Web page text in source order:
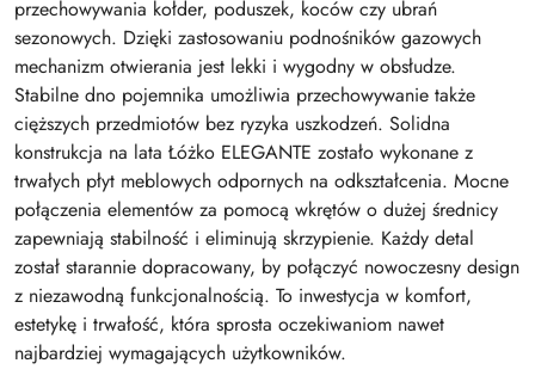
przechowywania kołder, poduszek, koców czy ubrań
sezonowych. Dzięki zastosowaniu podnośników gazowych
mechanizm otwierania jest lekki i wygodny w obsłudze.
Stabilne dno pojemnika umożliwia przechowywanie także
cięższych przedmiotów bez ryzyka uszkodzeń. Solidna
konstrukcja na lata Łóżko ELEGANTE zostało wykonane z
trwałych płyt meblowych odpornych na odkształcenia. Mocne
połączenia elementów za pomocą wkrętów o dużej średnicy
zapewniają stabilność i eliminują skrzypienie. Każdy detal
został starannie dopracowany, by połączyć nowoczesny design
z niezawodną funkcjonalnością. To inwestycja w komfort,
estetykę i trwałość, która sprosta oczekiwaniom nawet
najbardziej wymagających użytkowników.